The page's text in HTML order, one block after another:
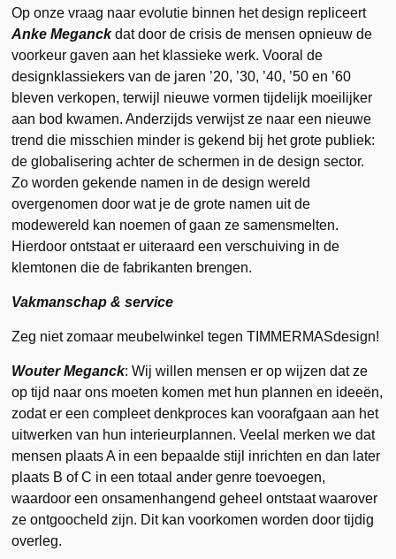
Op onze vraag naar evolutie binnen het design repliceert
Anke Meganckdat door de crisis de mensen opnieuw de
voorkeur gaven aan het klassieke werk. Vooral de
designklassiekers van de jaren ’20, ’30, ’40, ’50 en ’60
bleven verkopen, terwijl nieuwe vormen tijdelijk moeilijker
aan bod kwamen. Anderzijds verwijst ze naar een nieuwe
trend die misschien minder is gekend bij het grote publiek:
de globalisering achter de schermen in de design sector.
Zo worden gekende namen in de design wereld
overgenomen door wat je de grote namen uit de
modewereld kan noemen of gaan ze samensmelten.
Hierdoor ontstaat er uiteraard een verschuiving in de
klemtonen die de fabrikanten brengen.
Vakmanschap & service
Zeg niet zomaar meubelwinkel tegen TIMMERMASdesign!
Wouter Meganck: Wij willen mensen er op wijzen dat ze
op tijd naar ons moeten komen met hun plannen en ideeën,
zodat er een compleet denkproces kan voorafgaan aan het
uitwerken van hun interieurplannen. Veelal merken we dat
mensen plaats A in een bepaalde stijl inrichten en dan later
plaats B of C in een totaal ander genre toevoegen,
waardoor een onsamenhangend geheel ontstaat waarover
ze ontgoocheld zijn. Dit kan voorkomen worden door tijdig
overleg.